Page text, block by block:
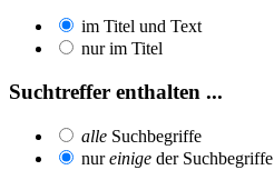
im Titel und Text
nur im Titel
Suchtreffer enthalten ...
alle Suchbegriffe
nureinige der Suchbegriffe